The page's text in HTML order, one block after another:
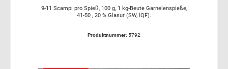
9-11 Scampi pro Spieß, 100 g, 1 kg-Beute Garnelenspieße,
41-50 , 20 % Glasur (SW, lQF).
Produktnummer: 5792